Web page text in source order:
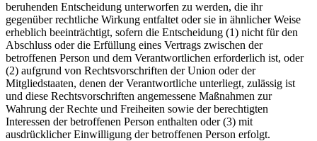
beruhenden Entscheidung unterworfen zu werden, die ihr
gegenüber rechtliche Wirkung entfaltet oder sie in ähnlicher Weise
erheblich beeinträchtigt, sofern die Entscheidung (1) nicht für den
Abschluss oder die Erfüllung eines Vertrags zwischen der
betroffenen Person und dem Verantwortlichen erforderlich ist, oder
(2) aufgrund von Rechtsvorschriften der Union oder der
Mitgliedstaaten, denen der Verantwortliche unterliegt, zulässig ist
und diese Rechtsvorschriften angemessene Maßnahmen zur
Wahrung der Rechte und Freiheiten sowie der berechtigten
Interessen der betroffenen Person enthalten oder (3) mit
ausdrücklicher Einwilligung der betroffenen Person erfolgt.